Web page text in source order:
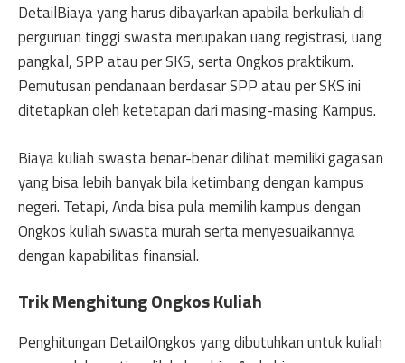
DetailBiaya yang harus dibayarkan apabila berkuliah di
perguruan tinggi swasta merupakan uang registrasi, uang
pangkal, SPP atau per SKS, serta Ongkos praktikum.
Pemutusan pendanaan berdasar SPP atau per SKS ini
ditetapkan oleh ketetapan dari masing-masing Kampus.
Biaya kuliah swasta benar-benar dilihat memiliki gagasan
yang bisa lebih banyak bila ketimbang dengan kampus
negeri. Tetapi, Anda bisa pula memilih kampus dengan
Ongkos kuliah swasta murah serta menyesuaikannya
dengan kapabilitas finansial.
Trik Menghitung Ongkos Kuliah
Penghitungan DetailOngkos yang dibutuhkan untuk kuliah